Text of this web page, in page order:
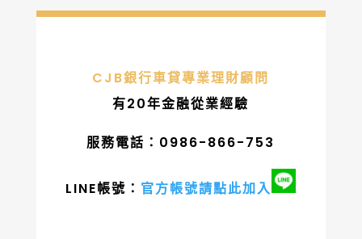
CJB銀行車貸專業理財顧問
有20年金融從業經驗
服務電話：0986-866-753
LINE帳號： 官方帳號請點此加入